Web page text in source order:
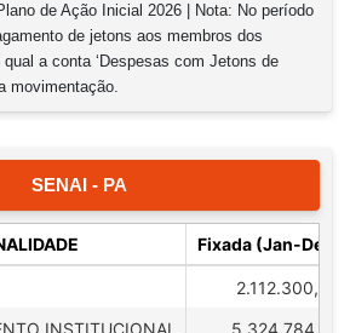
de Ação Inicial 2026 | Nota: No período
de jetons aos membros dos
a conta ‘Despesas com Jetons de
movimentação.
SENAI - PA
Fixada (Jan-Dez)
2.112.300,00
INSTITUCIONAL
5.324.784,32